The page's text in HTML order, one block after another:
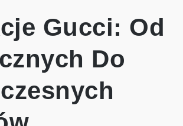
Gucci: Od
Do